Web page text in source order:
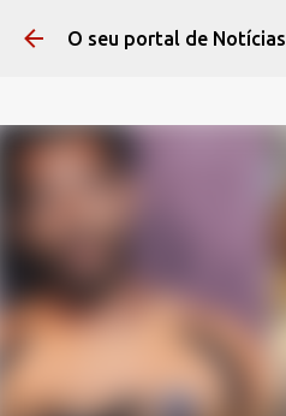
O seu portal de Notícias